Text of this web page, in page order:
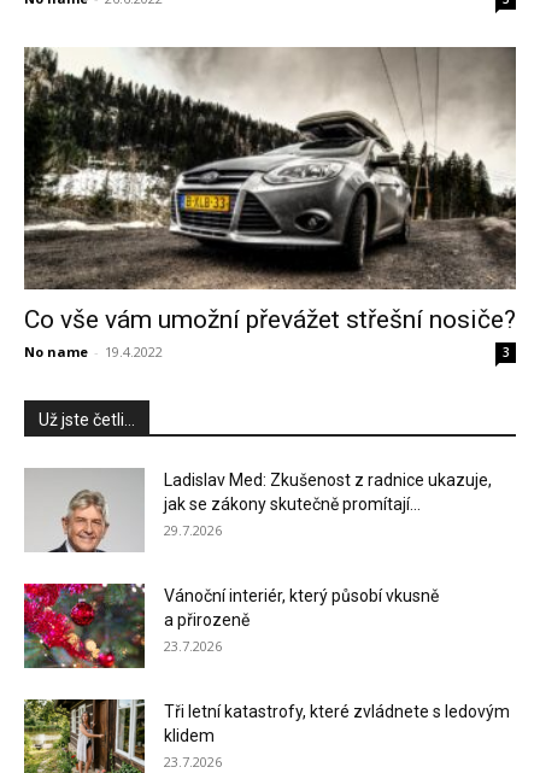
Co vše vám umožní převážet střešní nosiče?
No name - 19.4.2022 3
Už jste četli...
Ladislav Med: Zkušenost z radnice ukazuje,
jak se zákony skutečně promítají...
29.7.2026
Vánoční interiér, který působí vkusně
a přirozeně
23.7.2026
Tři letní katastrofy, které zvládnete s ledovým
klidem
23.7.2026